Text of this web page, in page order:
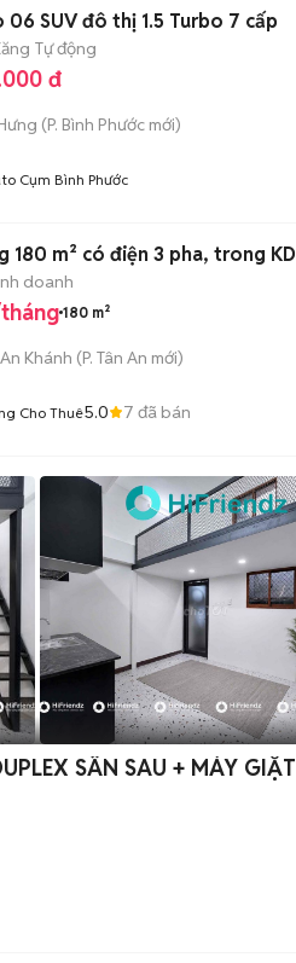
06 SUV đô thị 1.5 Turbo 7 cấp
Tự động
đ
(P. Bình Phước mới)
Cụm Bình Phước
180 m² có điện 3 pha, trong
doanh
180 m²
Khánh (P. Tân An mới)
Cho Thuê5.0 7 đã bán
SÂN SAU + MÁY